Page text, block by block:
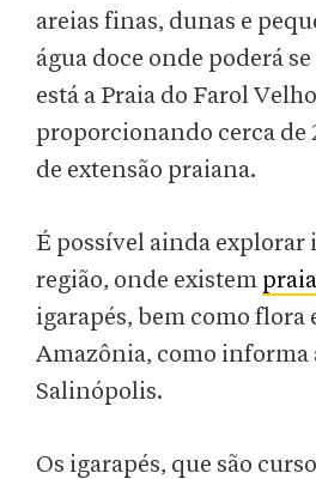
areias finas, dunas e
água doce onde poderá
está a Praia do Farol
proporcionando cerca de
de extensão praiana.
É possível ainda explorar
região, onde existem
igarapés, bem como flora
Amazônia, como informa
Salinópolis.
Os igarapés, que são